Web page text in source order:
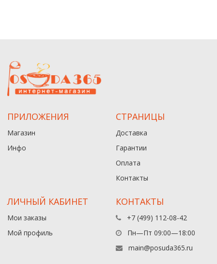
ПРИЛОЖЕНИЯ
Магазин
Инфо
СТРАНИЦЫ
Доставка
Гарантии
Оплата
Контакты
ЛИЧНЫЙ КАБИНЕТ
Мои заказы
Мой профиль
КОНТАКТЫ
+7 (499) 112-08-42
Пн—Пт 09:00—18:00
main@posuda365.ru